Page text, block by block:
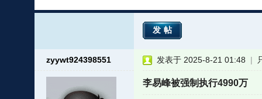
发帖
zyywt924398551 发表于 2025-8-21 01:48 |
李易峰被强制执行4990万